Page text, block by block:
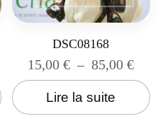
DSC08168
15,00€ – 85,00€
Lire la suite